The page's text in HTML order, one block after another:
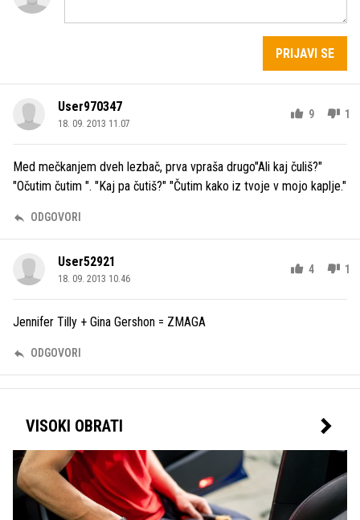
PRIJAVI SE
User970347
18. 09. 2013 11.07
9 1
Med mečkanjem dveh lezbač, prva vpraša drugo"Ali kaj čuliš?"
"Očutim čutim ". "Kaj pa čutiš?" "Čutim kako iz tvoje v mojo kaplje."
ODGOVORI
User52921
18. 09. 2013 10.46
4 1
Jennifer Tilly + Gina Gershon = ZMAGA
ODGOVORI
VISOKI OBRATI